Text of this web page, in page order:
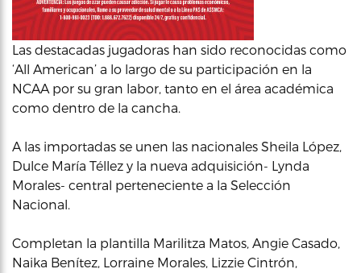
Las destacadas jugadoras han sido reconocidas como
‘All American’ a lo largo de su participación en la
NCAA por su gran labor, tanto en el área académica
como dentro de la cancha.
A las importadas se unen las nacionales Sheila López,
Dulce María Téllez y la nueva adquisición- Lynda
Morales- central perteneciente a la Selección
Nacional.
Completan la plantilla Marilitza Matos, Angie Casado,
Naika Benítez, Lorraine Morales, Lizzie Cintrón,